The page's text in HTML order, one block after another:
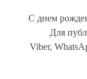
С днем
Для
Viber,